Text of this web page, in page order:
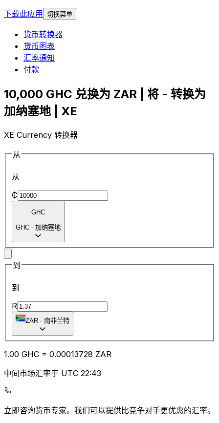
下载此应用
切换菜单
货币转换器
货币图表
汇率通知
付款
10,000 GHC 兑换为 ZAR | 将 - 转换为
加纳塞地 | XE
XE Currency 转换器
从
从
₵
GHC
GHC - 加纳塞地
到
到
R
ZAR - 南非兰特
1.00 GHC = 0.00013728 ZAR
中间市场汇率于 UTC 22:43
立即咨询货币专家。 我们可以提供比竞争对手更优惠的汇率。